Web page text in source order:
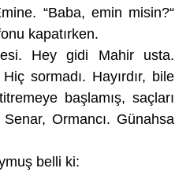
“Baba, emin misin?“
kapatırken.
Hey gidi Mahir usta.
sormadı. Hayırdır, bile
başlamış, saçları
Ormancı. Günahsa
belli ki: